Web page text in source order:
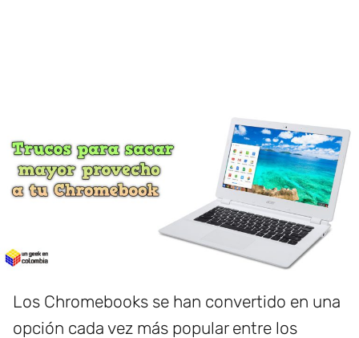
Los Chromebooks se han convertido en una
opción cada vez más popular entre los